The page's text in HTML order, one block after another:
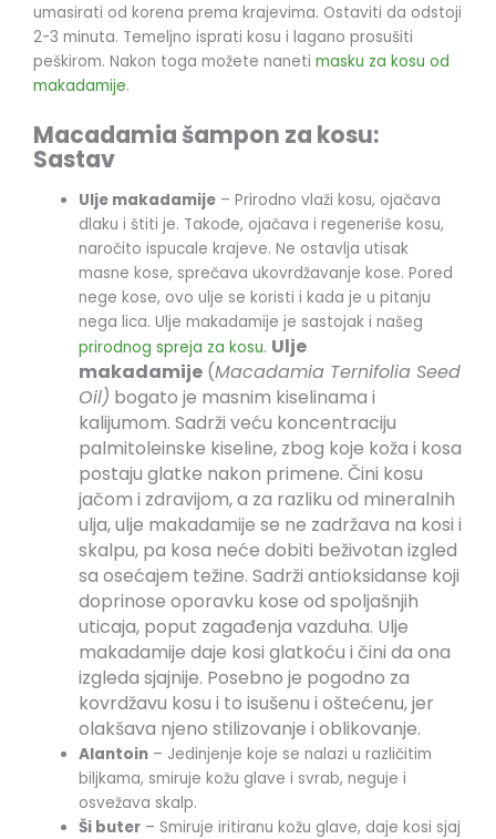
umasirati od korena prema krajevima. Ostaviti da odstoji
2-3 minuta. Temeljno isprati kosu i lagano prosušiti
peškirom. Nakon toga možete naneti masku za kosu od
makadamije.
Macadamia šampon za kosu:
Sastav
Ulje makadamije – Prirodno vlaži kosu, ojačava
dlaku i štiti je. Takođe, ojačava i regeneriše kosu,
naročito ispucale krajeve. Ne ostavlja utisak
masne kose, sprečava ukovrdžavanje kose. Pored
nege kose, ovo ulje se koristi i kada je u pitanju
nega lica. Ulje makadamije je sastojak i našeg
prirodnog spreja za kosu. Ulje
makadamije (Macadamia Ternifolia Seed
Oil) bogato je masnim kiselinama i
kalijumom. Sadrži veću koncentraciju
palmitoleinske kiseline, zbog koje koža i kosa
postaju glatke nakon primene. Čini kosu
jačom i zdravijom, a za razliku od mineralnih
ulja, ulje makadamije se ne zadržava na kosi i
skalpu, pa kosa neće dobiti beživotan izgled
sa osećajem težine. Sadrži antioksidanse koji
doprinose oporavku kose od spoljašnjih
uticaja, poput zagađenja vazduha. Ulje
makadamije daje kosi glatkoću i čini da ona
izgleda sjajnije. Posebno je pogodno za
kovrdžavu kosu i to isušenu i oštećenu, jer
olakšava njeno stilizovanje i oblikovanje.
Alantoin – Jedinjenje koje se nalazi u različitim
biljkama, smiruje kožu glave i svrab, neguje i
osvežava skalp.
Ši buter – Smiruje iritiranu kožu glave, daje kosi sjaj